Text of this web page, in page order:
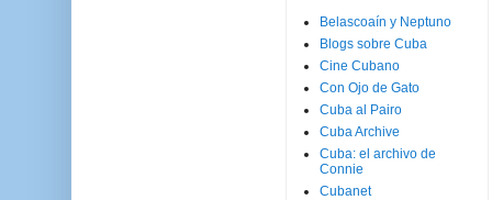
Belascoaín y Neptuno
Blogs sobre Cuba
Cine Cubano
Con Ojo de Gato
Cuba al Pairo
Cuba Archive
Cuba: el archivo de
Connie
Cubanet